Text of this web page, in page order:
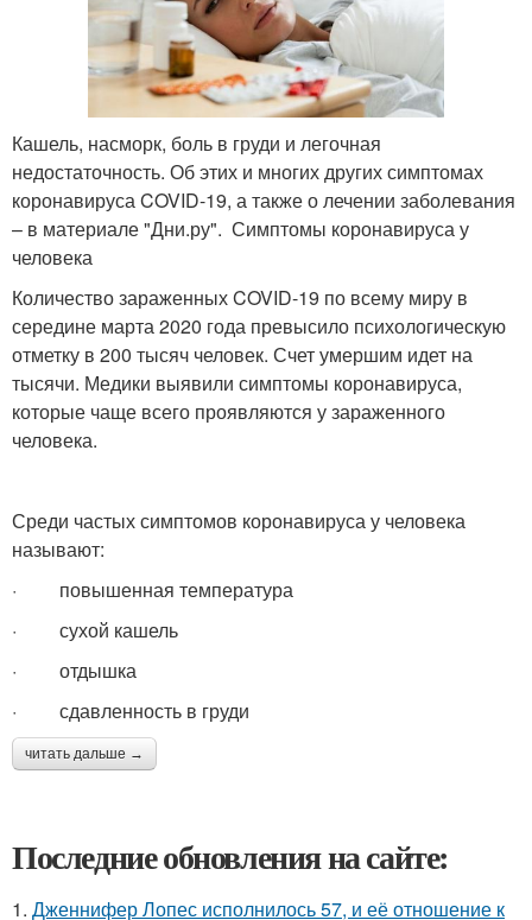
Кашель, насморк, боль в груди и легочная
недостаточность. Об этих и многих других симптомах
коронавируса COVID-19, а также о лечении заболевания
– в материале "Дни.ру". Симптомы коронавируса у
человека
Количество зараженных COVID-19 по всему миру в
середине марта 2020 года превысило психологическую
отметку в 200 тысяч человек. Счет умершим идет на
тысячи. Медики выявили симптомы коронавируса,
которые чаще всего проявляются у зараженного
человека.
Среди частых симптомов коронавируса у человека
называют:
· повышенная температура
· сухой кашель
· отдышка
· сдавленность в груди
читать дальше →
Последние обновления на сайте:
1. Дженнифер Лопес исполнилось 57, и её отношение к